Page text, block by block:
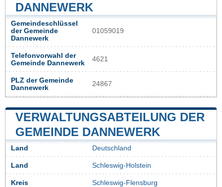
DANNEWERK
Gemeindeschlüssel
der Gemeinde
Dannewerk
01059019
Telefonvorwahl der
Gemeinde Dannewerk
4621
PLZ der Gemeinde
Dannewerk
24867
VERWALTUNGSABTEILUNG DER
GEMEINDE DANNEWERK
Land Deutschland
Land Schleswig-Holstein
Kreis Schleswig-Flensburg